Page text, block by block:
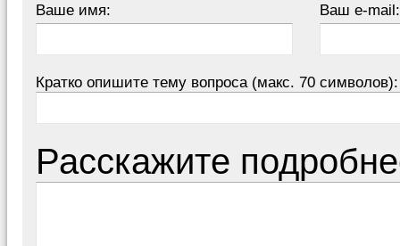
Ваше имя: Ваш e-mail:
Кратко опишите тему вопроса (макс. 70 символов):
Расскажите